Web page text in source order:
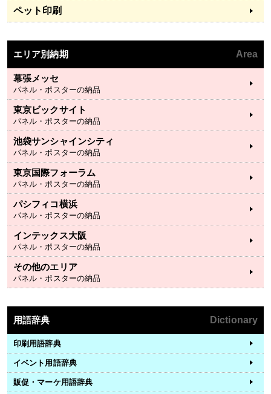
ペット印刷
エリア別納期 Area
幕張メッセ
パネル・ポスターの納品
東京ビックサイト
パネル・ポスターの納品
池袋サンシャインシティ
パネル・ポスターの納品
東京国際フォーラム
パネル・ポスターの納品
パシフィコ横浜
パネル・ポスターの納品
インテックス大阪
パネル・ポスターの納品
その他のエリア
パネル・ポスターの納品
用語辞典 Dictionary
印刷用語辞典
イベント用語辞典
販促・マーケ用語辞典